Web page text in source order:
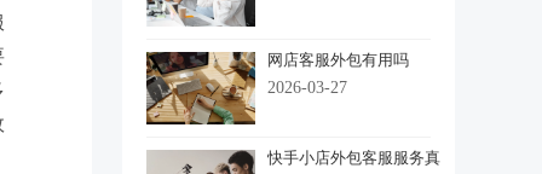
网店客服外包有用吗
2026-03-27
快手小店外包客服服务真